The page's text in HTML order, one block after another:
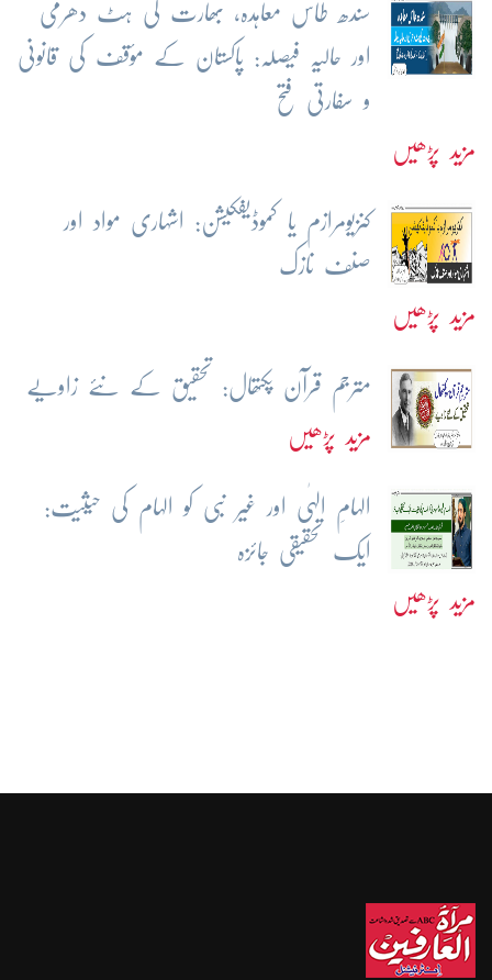
سندھ طاس معاہدہ، بھارت کی ہٹ دھرمی
اور حالیہ فیصلہ: پاکستان کے مؤقف کی قانونی
و سفارتی فتح
مزید پڑھیں
کنزیومرازم یا کموڈیفکیشن: اشہاری مواد اور
صنف نازک
مزید پڑھیں
مترجم قرآن پکتھال: تحقیق کے نئے زاویے
مزید پڑھیں
الہامِ الہٰی اور غیر نبی کو الہام کی حیثیت:
ایک تحقیقی جائزہ
مزید پڑھیں